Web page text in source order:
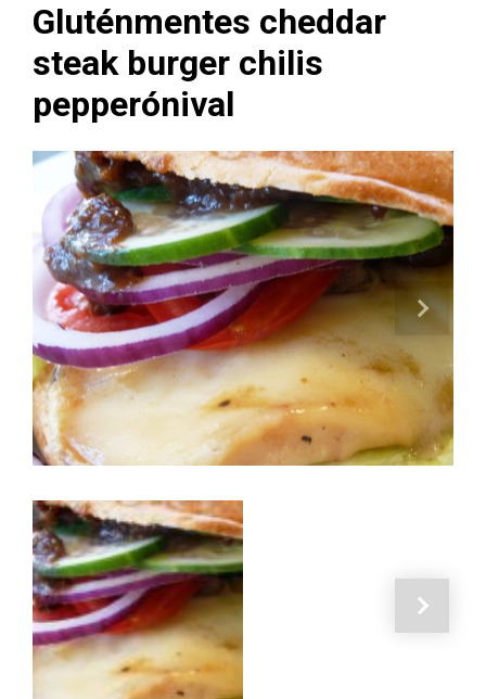
Gluténmentes cheddar
steak burger chilis
pepperónival
Next